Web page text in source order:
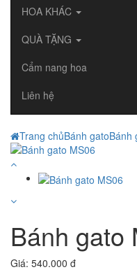
HOA KHÁC
QUÀ TẶNG
Cẩm nang hoa
Liên hệ
Trang chủBánh gatoBánh
Bánh gato
Giá: 540.000 đ